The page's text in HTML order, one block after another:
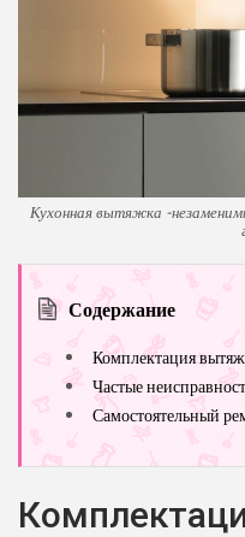
Кухонная вытяжка -
Содержание
Комплектация
Частые
Самостоятельный